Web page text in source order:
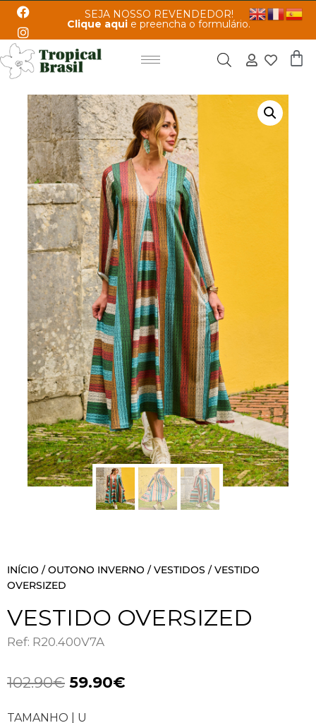
SEJA NOSSO REVENDEDOR!
Clique aqui e preencha o formulário.
INÍCIO /OUTONO INVERNO /VESTIDOS / VESTIDO
OVERSIZED
VESTIDO OVERSIZED
Ref: R20.400V7A
102.90€ 59.90€
TAMANHO | U